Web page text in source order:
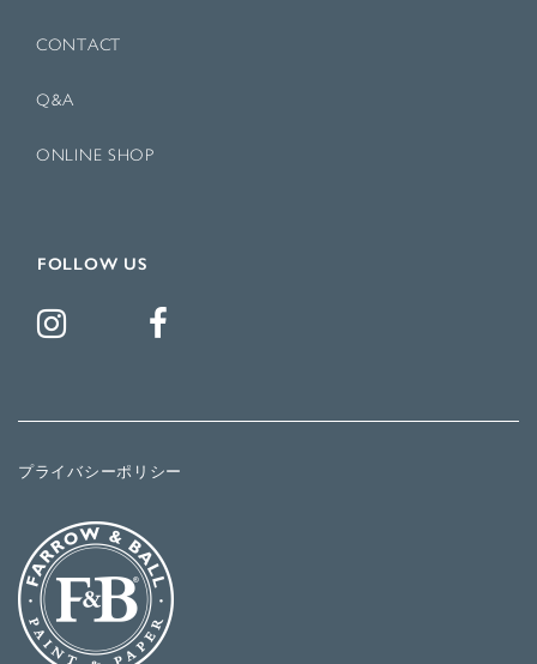
CONTACT
Q&A
ONLINE SHOP
FOLLOW US
プライバシーポリシー